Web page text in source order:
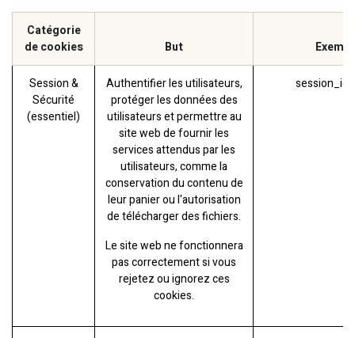
Catégorie
de cookies
But
Session &
Sécurité
(essentiel)
Authentifier les utilisateurs,
protéger les données des
utilisateurs et permettre au
site web de fournir les
services attendus par les
utilisateurs, comme la
conservation du contenu de
leur panier ou l'autorisation
de télécharger des fichiers.
Le site web ne fonctionnera
pas correctement si vous
rejetez ou ignorez ces
cookies.
session_id